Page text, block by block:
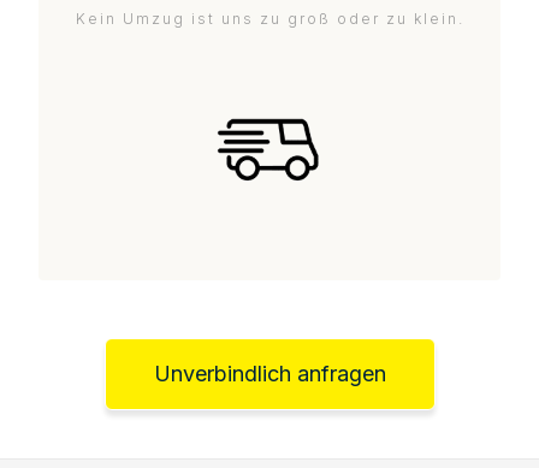
Kein Umzug ist uns zu groß oder zu klein.
Unverbindlich anfragen